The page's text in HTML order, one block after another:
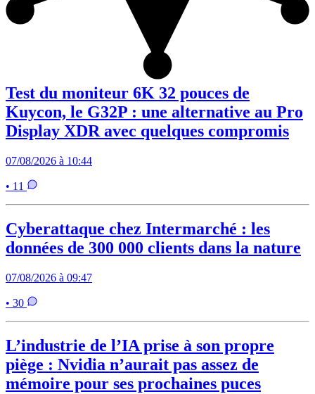
Test du moniteur 6K 32 pouces de
Kuycon, le G32P : une alternative au Pro
Display XDR avec quelques compromis
07/08/2026 à 10:44
• 11
Cyberattaque chez Intermarché : les
données de 300 000 clients dans la nature
07/08/2026 à 09:47
• 30
L’industrie de l’IA prise à son propre
piège : Nvidia n’aurait pas assez de
mémoire pour ses prochaines puces